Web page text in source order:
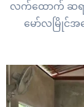
လက်ထောက် ဆရ
မော်လမြိုင်အ
ပါဝင်နေက